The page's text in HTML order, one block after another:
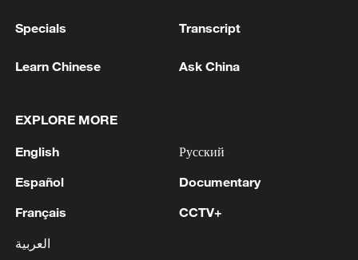
Specials Transcript
Learn Chinese Ask China
EXPLORE MORE
English
Español
Français
العربية
Русский
Documentary
CCTV+